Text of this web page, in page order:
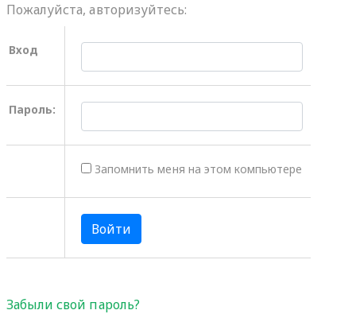
Пожалуйста, авторизуйтесь:
Вход
Пароль:
Запомнить меня на этом компьютере
Забыли свой пароль?